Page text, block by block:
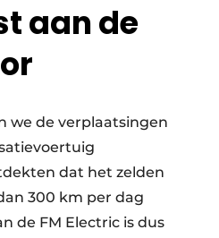
aan de
we de verplaatsingen
dat het zelden
300 km per dag
de FM Electric is dus